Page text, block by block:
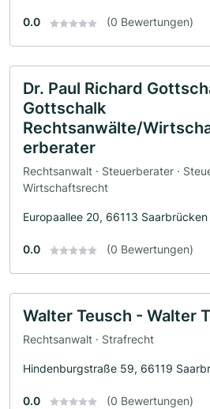
0.0 (0 Bewertungen)
Dr. Paul Richard
Gottschalk
Rechtsanwälte/
erberater
Rechtsanwalt · Steuerberater ·
Wirtschaftsrecht
Europaallee 20, 66113 Saarbrücken
0.0 (0 Bewertungen)
Walter Teusch - Walter
Rechtsanwalt · Strafrecht
Hindenburgstraße 59, 66119
0.0 (0 Bewertungen)